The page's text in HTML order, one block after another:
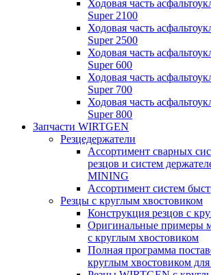
Ходовая часть
Super 2100
Ходовая часть
Super 2500
Ходовая часть
Super 600
Ходовая часть
Super 700
Ходовая часть
Super 800
Запчасти WIRTGEN
Резцедержатели
Ассортимент сварных
резцов и систем
MINING
Ассортимент систем
Резцы с круглым хвостовиком
Конструкция резцов с
Оригинальные примеры
с круглым хвостовиком
Полная программа
круглым хвостовиком